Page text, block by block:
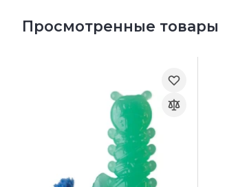
Просмотренные товары